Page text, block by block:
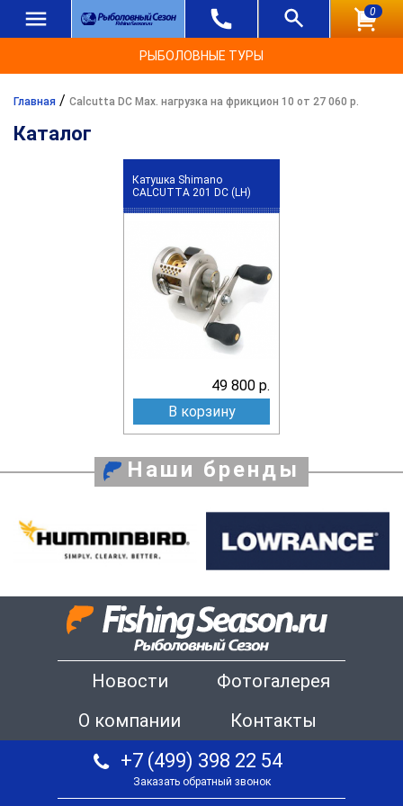
0
РЫБОЛОВНЫЕ ТУРЫ
Главная / Calcutta DC Max. нагрузка на фрикцион 10 от 27 060 р.
Каталог
Катушка Shimano
CALCUTTA 201 DC (LH)
49 800 р.
В корзину
Наши бренды
Новости
Фотогалерея
О компании
Контакты
+7 (499) 398 22 54
Заказать обратный звонок